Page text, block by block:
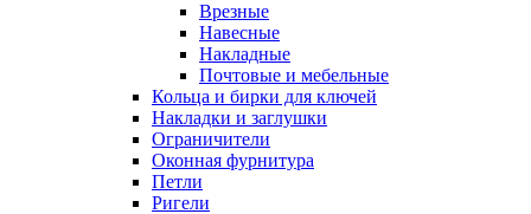
Врезные
Навесные
Накладные
Почтовые и мебельные
Кольца и бирки для ключей
Накладки и заглушки
Ограничители
Оконная фурнитура
Петли
Ригели